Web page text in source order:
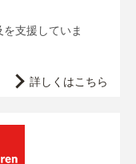
支援していま
詳しくはこちら